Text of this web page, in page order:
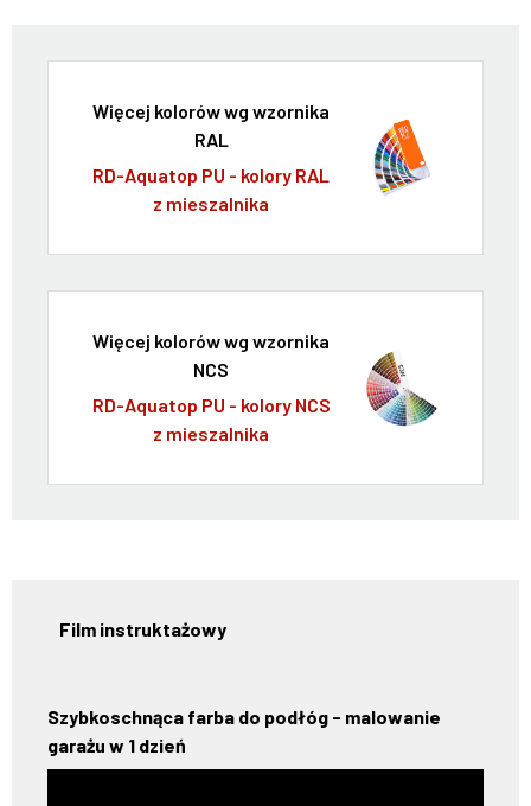
Więcej kolorów wg wzornika
RAL
RD-Aquatop PU - kolory RAL
z mieszalnika
Więcej kolorów wg wzornika
NCS
RD-Aquatop PU - kolory NCS
z mieszalnika
Film instruktażowy
Szybkoschnąca farba do podłóg - malowanie
garażu w 1 dzień